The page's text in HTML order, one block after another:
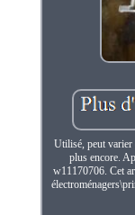
Utilisé, peut varier
plus encore.
w11170706. Cet